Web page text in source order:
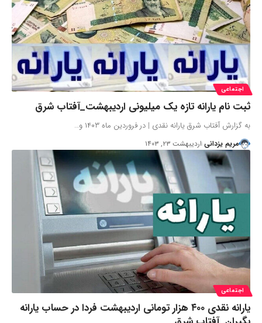
اجتماعی
ثبت نام یارانه تازه یک میلیونی اردیبهشت_آفتاب شرق
به گزارش آفتاب شرق یارانه نقدی | در فروردین ماه ۱۴۰۳ و…
مریم یزدانی اردیبهشت ۲۳, ۱۴۰۳
اجتماعی
یارانه نقدی ۴۰۰ هزار تومانی اردیبهشت فردا در حساب یارانه